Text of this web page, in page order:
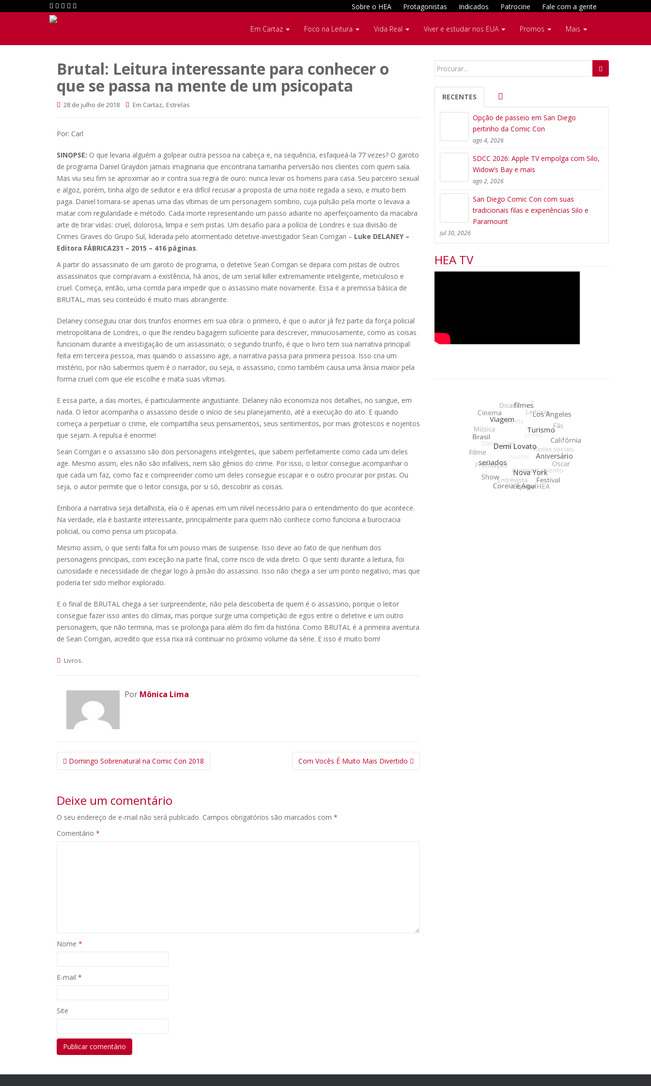
Sobre o HEA Protagonistas Indicados Patrocine Fale com a gente
Em Cartaz Foco na Leitura Vida Real Viver e estudar nos EUA Promos Mais
Brutal: Leitura interessante para conhecer o
que se passa na mente de um psicopata
28 de julho de 2018 Em Cartaz, Estrelas
Por: Carl
SINOPSE: O que levaria alguém a golpear outra pessoa na cabeça e, na sequência, esfaqueá-la 77 vezes? O garoto
de programa Daniel Graydon jamais imaginaria que encontraria tamanha perversão nos clientes com quem saía.
Mas viu seu fim se aproximar ao ir contra sua regra de ouro: nunca levar os homens para casa. Seu parceiro sexual
e algoz, porém, tinha algo de sedutor e era difícil recusar a proposta de uma noite regada a sexo, e muito bem
paga. Daniel tornara-se apenas uma das vítimas de um personagem sombrio, cuja pulsão pela morte o levava a
matar com regularidade e método. Cada morte representando um passo adiante no aperfeiçoamento da macabra
arte de tirar vidas: cruel, dolorosa, limpa e sem pistas. Um desafio para a polícia de Londres e sua divisão de
Crimes Graves do Grupo Sul, liderada pelo atormentado detetive-investigador Sean Corrigan – Luke DELANEY –
Editora FÁBRICA231 – 2015 – 416 páginas.
A partir do assassinato de um garoto de programa, o detetive Sean Corrigan se depara com pistas de outros
assassinatos que compravam a existência, há anos, de um serial killer extremamente inteligente, meticuloso e
cruel. Começa, então, uma corrida para impedir que o assassino mate novamente. Essa é a premissa básica de
BRUTAL, mas seu conteúdo é muito mais abrangente.
Delaney conseguiu criar dois trunfos enormes em sua obra: o primeiro, é que o autor já fez parte da força policial
metropolitana de Londres, o que lhe rendeu bagagem suficiente para descrever, minuciosamente, como as coisas
funcionam durante a investigação de um assassinato; o segundo trunfo, é que o livro tem sua narrativa principal
feita em terceira pessoa, mas quando o assassino age, a narrativa passa para primeira pessoa. Isso cria um
mistério, por não sabermos quem é o narrador, ou seja, o assassino, como também causa uma ânsia maior pela
forma cruel com que ele escolhe e mata suas vítimas.
E essa parte, a das mortes, é particularmente angustiante. Delaney não economiza nos detalhes, no sangue, em
nada. O leitor acompanha o assassino desde o início de seu planejamento, até a execução do ato. E quando
começa a perpetuar o crime, ele compartilha seus pensamentos, seus sentimentos, por mais grotescos e nojentos
que sejam. A repulsa é enorme!
Sean Corrigan e o assassino são dois personagens inteligentes, que sabem perfeitamente como cada um deles
age. Mesmo assim, eles não são infalíveis, nem são gênios do crime. Por isso, o leitor consegue acompanhar o
que cada um faz, como faz e compreender como um deles consegue escapar e o outro procurar por pistas. Ou
seja, o autor permite que o leitor consiga, por si só, descobrir as coisas.
Embora a narrativa seja detalhista, ela o é apenas em um nível necessário para o entendimento do que acontece.
Na verdade, ela é bastante interessante, principalmente para quem não conhece como funciona a burocracia
policial, ou como pensa um psicopata.
Mesmo assim, o que senti falta foi um pouso mais de suspense. Isso deve ao fato de que nenhum dos
personagens principais, com exceção na parte final, corre risco de vida direto. O que senti durante a leitura, foi
curiosidade e necessidade de chegar logo à prisão do assassino. Isso não chega a ser um ponto negativo, mas que
poderia ter sido melhor explorado.
E o final de BRUTAL chega a ser surpreendente, não pela descoberta de quem é o assassino, porque o leitor
consegue fazer isso antes do clímax, mas porque surge uma competição de egos entre o detetive e um outro
personagem, que não termina, mas se prolonga para além do fim da história. Como BRUTAL é a primeira aventura
de Sean Corrigan, acredito que essa rixa irá continuar no próximo volume da série. E isso é muito bom!
Livros.
Por Mônica Lima
Navegação
Domingo Sobrenatural na Comic Con 2018 Com Vocês É Muito Mais Divertido
Deixe um comentário
O seu endereço de e-mail não será publicado. Campos obrigatórios são marcados com *
Comentário *
Nome *
E-mail *
Site
Search
RECENTES
Opção de passeio em San Diego
pertinho da Comic Con
ago 4, 2026
SDCC 2026: Apple TV empolga com Silo,
Widow’s Bay e mais
ago 2, 2026
San Diego Comic Con com suas
tradicionais filas e experiências Silo e
Paramount
jul 30, 2026
HEA TV